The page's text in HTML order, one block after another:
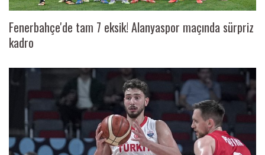
Fenerbahçe'de tam 7 eksik! Alanyaspor maçında sürpriz
kadro